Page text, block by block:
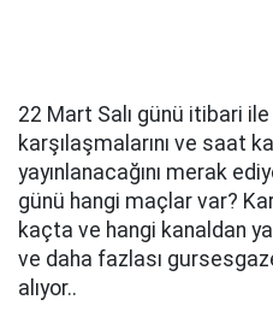
22 Mart Salı günü itibari
karşılaşmalarını ve saat
yayınlanacağını merak
günü hangi maçlar var?
kaçta ve hangi kanaldan
ve daha fazlası
alıyor..